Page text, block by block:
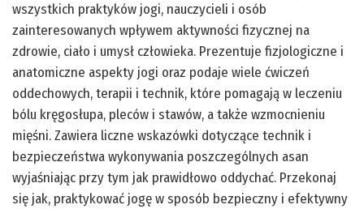
wszystkich praktyków jogi, nauczycieli i osób
zainteresowanych wpływem aktywności fizycznej na
zdrowie, ciało i umysł człowieka. Prezentuje fizjologiczne i
anatomiczne aspekty jogi oraz podaje wiele ćwiczeń
oddechowych, terapii i technik, które pomagają w leczeniu
bólu kręgosłupa, pleców i stawów, a także wzmocnieniu
mięśni. Zawiera liczne wskazówki dotyczące technik i
bezpieczeństwa wykonywania poszczególnych asan
wyjaśniając przy tym jak prawidłowo oddychać. Przekonaj
się jak, praktykować jogę w sposób bezpieczny i efektywny